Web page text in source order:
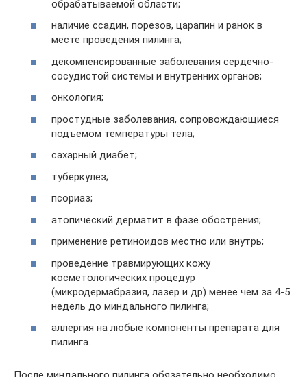
обрабатываемой области;
наличие ссадин, порезов, царапин и ранок в
месте проведения пилинга;
декомпенсированные заболевания сердечно-
сосудистой системы и внутренних органов;
онкология;
простудные заболевания, сопровождающиеся
подъемом температуры тела;
сахарный диабет;
туберкулез;
псориаз;
атопический дерматит в фазе обострения;
применение ретиноидов местно или внутрь;
проведение травмирующих кожу
косметологических процедур
(микродермабразия, лазер и др) менее чем за 4-5
недель до миндального пилинга;
аллергия на любые компоненты препарата для
пилинга.